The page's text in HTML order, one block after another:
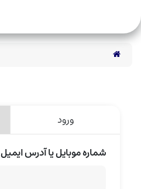
ورود
شماره موبایل یا آدرس ایمیل